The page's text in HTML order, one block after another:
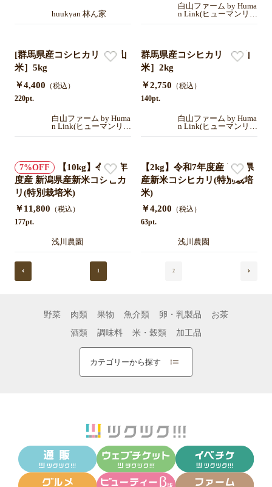
huukyan 林ん家
白山ファーム by Huma
n Link(ヒューマンリン
[群馬県産コシヒカリ［白山
米］5kg
￥4,400 （税込）
220pt.
白山ファーム by Huma
n Link(ヒューマンリン
群馬県産コシヒカリ［白山
米］2kg
￥2,750 （税込）
140pt.
白山ファーム by Huma
n Link(ヒューマンリン
7
【10kg】令和7年
度産 新潟県産新米コシヒカ
リ(特別栽培米)
￥11,800 （税込）
177pt.
浅川農園
【2kg】令和7年度産 新潟県
産新米コシヒカリ(特別栽培
米)
￥4,200 （税込）
63pt.
浅川農園
1 2
野菜 肉類 果物 魚介類 卵・乳製品
お茶
酒類
調味料 米・穀類 加工品
カテゴリーから探す